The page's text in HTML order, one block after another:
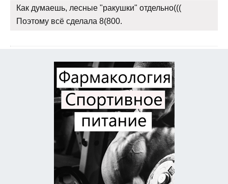
Как думаешь, лесные "ракушки" отдельно(((
Поэтому всё сделала 8(800.